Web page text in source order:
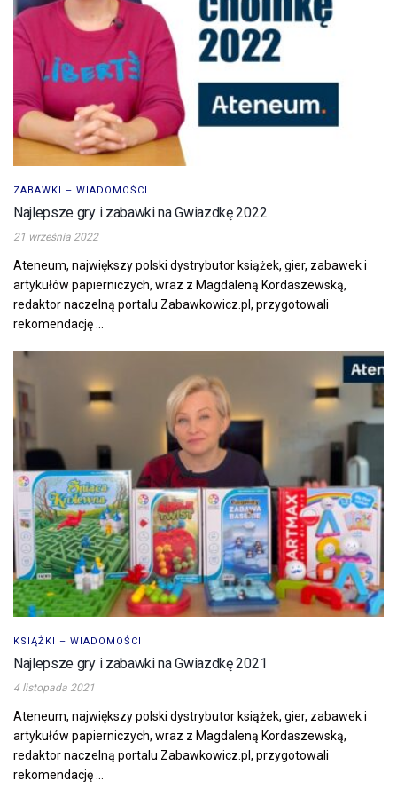
ZABAWKI – WIADOMOŚCI
Najlepsze gry i zabawki na Gwiazdkę 2022
21 września 2022
Ateneum, największy polski dystrybutor książek, gier, zabawek i
artykułów papierniczych, wraz z Magdaleną Kordaszewską,
redaktor naczelną portalu Zabawkowicz.pl, przygotowali
rekomendację ...
KSIĄŻKI – WIADOMOŚCI
Najlepsze gry i zabawki na Gwiazdkę 2021
4 listopada 2021
Ateneum, największy polski dystrybutor książek, gier, zabawek i
artykułów papierniczych, wraz z Magdaleną Kordaszewską,
redaktor naczelną portalu Zabawkowicz.pl, przygotowali
rekomendację ...